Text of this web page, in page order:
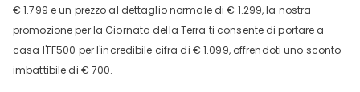
€ 1.799 e un prezzo al dettaglio normale di € 1.299, la nostra
promozione per la Giornata della Terra ti consente di portare a
casa l'FF500 per l'incredibile cifra di € 1.099, offrendoti uno sconto
imbattibile di € 700.